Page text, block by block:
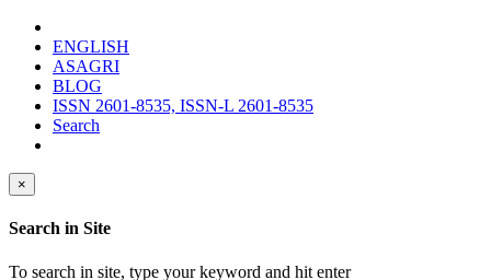
ENGLISH
ASAGRI
BLOG
ISSN 2601-8535, ISSN-L 2601-8535
Search
×
Search in Site
To search in site, type your keyword and hit enter